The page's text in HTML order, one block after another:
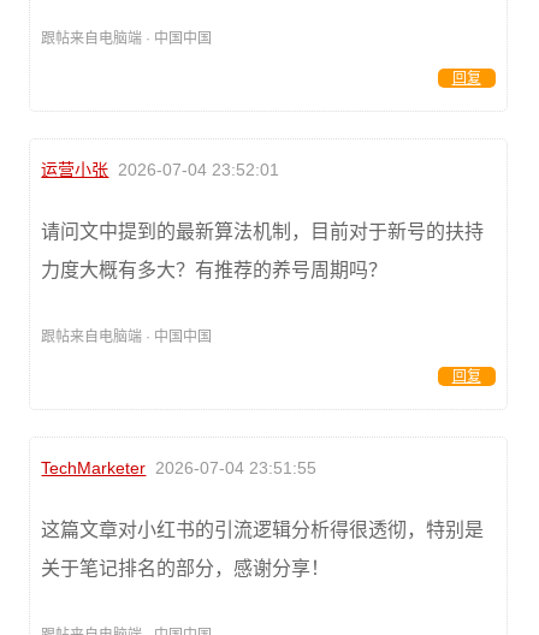
跟帖来自电脑端 · 中国中国
回复
运营小张 2026-07-04 23:52:01
请问文中提到的最新算法机制，目前对于新号的扶持
力度大概有多大？有推荐的养号周期吗？
跟帖来自电脑端 · 中国中国
回复
TechMarketer 2026-07-04 23:51:55
这篇文章对小红书的引流逻辑分析得很透彻，特别是
关于笔记排名的部分，感谢分享！